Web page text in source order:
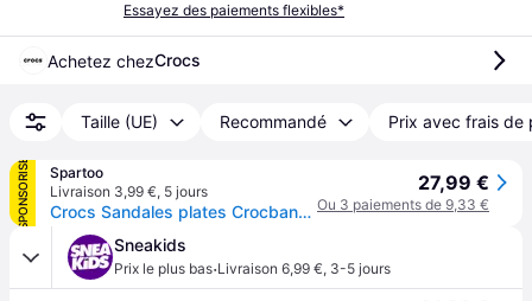
Essayez des paiements flexibles*
Achetez chezCrocs
Taille (UE) Recommandé Prix avec frais de
SPONSORISÉ
Spartoo
Livraison 3,99 €, 5 jours
Crocs Sandales plates Crocband Cruiser Sandal T - 22 / 23
27,99 €
Ou 3 paiements de 9,33 €
Sneakids
Prix le plus bas·Livraison 6,99 €, 3-5 jours